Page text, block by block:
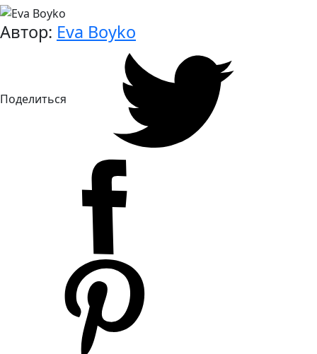
Автор: Eva Boyko
Поделиться